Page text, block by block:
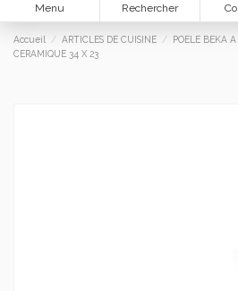
Menu Rechercher
Accueil ARTICLES DE CUISINE
POELE BEKA
CERAMIQUE 34 X 23